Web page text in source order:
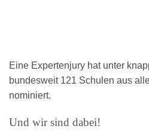
Eine Expertenjury hat unter
bundesweit 121 Schulen aus
nominiert.
Und wir sind dabei!